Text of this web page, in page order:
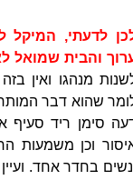
לדעתי, המיקל
והבית שמואל
מנהגו ואין
שהוא דבר
סימן ריד סעיף
וכן משמעות
בחדר אחד.